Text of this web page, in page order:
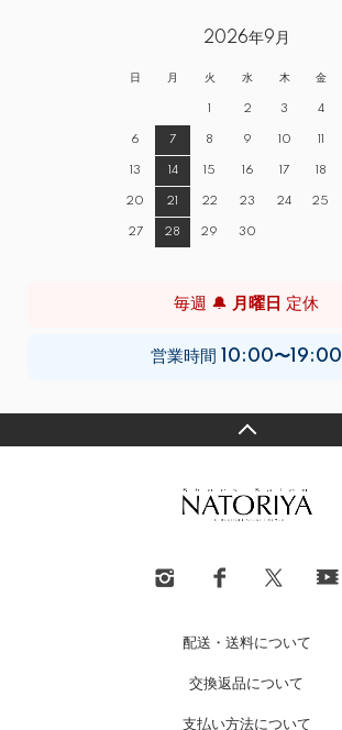
2026年9月
日 月 火 水 木 金
1 2 3 4
6 7 8 9 10 11
13 14 15 16 17 18
20 21 22 23 24 25
27 28 29 30
毎週 🔔 月曜日 定休
営業時間 10:00〜19:00
配送・送料について
交換返品について
支払い方法について